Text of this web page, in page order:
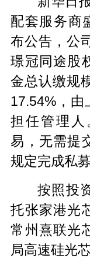
配套服务商
布公告，公
璟冠同途股
金总认缴规
17.54%，由
担任管理人
易，无需提
规定完成私
按照投
托张家港光
常州熹联光
局高速硅光